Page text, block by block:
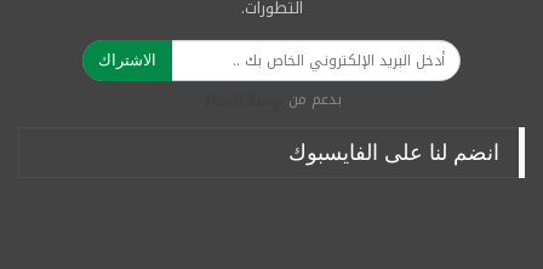
التطورات.
الاشتراك
بدعم من
انضم لنا على الفايسبوك